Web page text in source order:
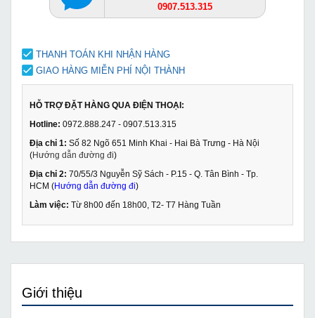
0907.513.315
THANH TOÁN KHI NHẬN HÀNG
GIAO HÀNG MIỄN PHÍ NỘI THÀNH
HỖ TRỢ ĐẶT HÀNG QUA ĐIỆN THOẠI:
Hotline: 0972.888.247 - 0907.513.315
Địa chỉ 1: Số 82 Ngõ 651 Minh Khai - Hai Bà Trưng - Hà Nội
(Hướng dẫn đường đi)
Địa chỉ 2: 70/55/3 Nguyễn Sỹ Sách - P.15 - Q. Tân Bình - Tp.
HCM (Hướng dẫn đường đi)
Làm việc: Từ 8h00 đến 18h00, T2- T7 Hàng Tuần
Giới thiệu